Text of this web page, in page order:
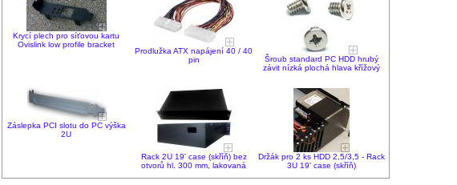
Krycí plech pro síťovou kartu
Ovislink low profile bracket
Prodlužka ATX napájení 40 / 40
pin
Šroub standard PC HDD hrubý
závit nízká plochá hlava křížový
Záslepka PCI slotu do PC výška
2U
Rack 2U 19' case (skříň) bez
otvorů hl. 300 mm, lakovaná
Držák pro 2 ks HDD 2,5/3,5 - Rack
3U 19' case (skříň)